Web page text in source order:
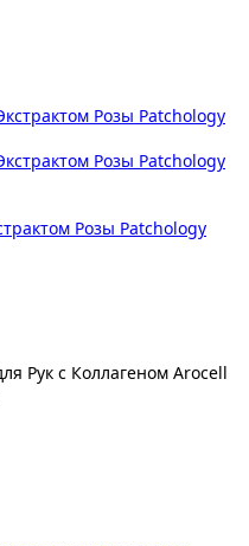
Розы Patchology
Рук с Коллагеном Arocell